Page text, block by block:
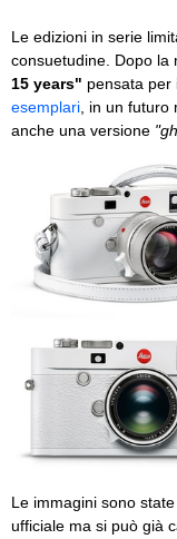
Le edizioni in serie
consuetudine. Dopo la
15 years" pensata per
esemplari , in un
anche una versione
Le immagini sono
ufficiale ma si può già